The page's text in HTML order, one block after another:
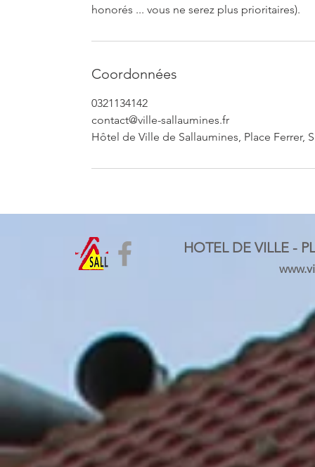
honorés ... vous ne serez plus prioritaires).
Coordonnées
0321134142
contact@ville-sallaumines.fr
Hôtel de Ville de Sallaumines, Place Ferrer,
HOTEL DE VILLE -